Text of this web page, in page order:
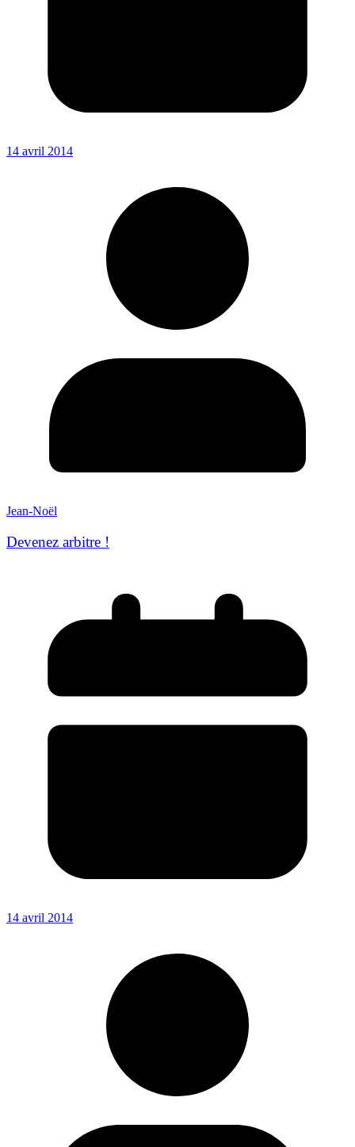
14 avril 2014
Jean-Noël
Devenez arbitre !
14 avril 2014